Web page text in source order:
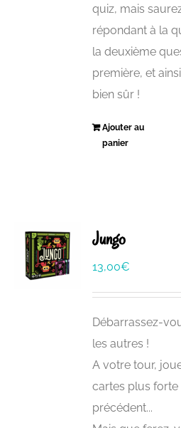
quiz, mais
répondant à la
la deuxième
première, et
bien sûr !
Ajouter au
panier
Jungo
13,00€
Débarrassez-
les autres !
A votre tour,
cartes plus
précédent...